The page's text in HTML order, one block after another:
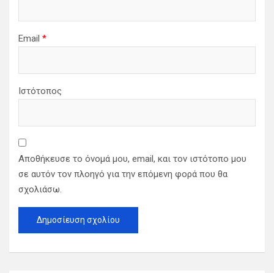
Email *
Ιστότοπος
Αποθήκευσε το όνομά μου, email, και τον ιστότοπο μου
σε αυτόν τον πλοηγό για την επόμενη φορά που θα
σχολιάσω.